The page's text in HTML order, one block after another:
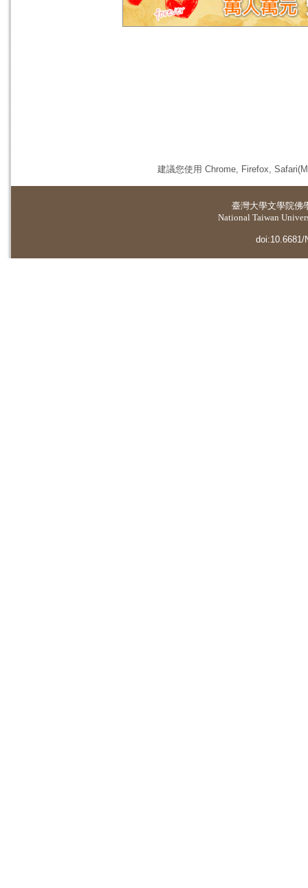
建議您使用 Chrome, Firefox,
臺灣大學文學院佛
National Taiwan
doi:10.6681/